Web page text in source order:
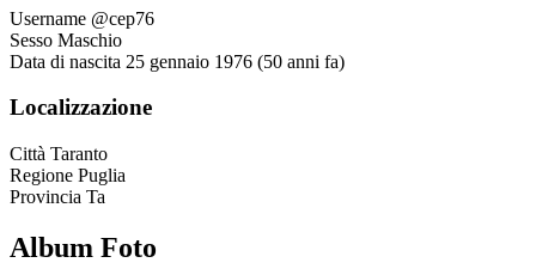
Username @cep76
Sesso Maschio
Data di nascita 25 gennaio 1976 (50 anni fa)
Localizzazione
Città Taranto
Regione Puglia
Provincia Ta
Album Foto